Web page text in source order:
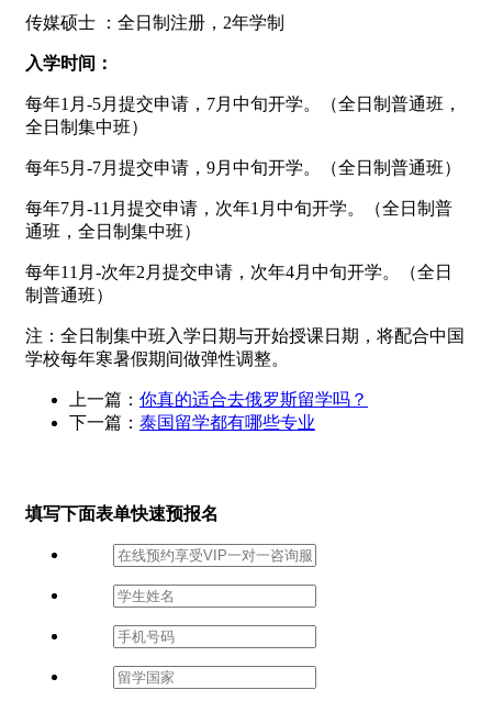
传媒硕士 ：全日制注册，2年学制
入学时间：
每年1月-5月提交申请，7月中旬开学。（全日制普通班，
全日制集中班）
每年5月-7月提交申请，9月中旬开学。（全日制普通班）
每年7月-11月提交申请，次年1月中旬开学。（全日制普
通班，全日制集中班）
每年11月-次年2月提交申请，次年4月中旬开学。（全日
制普通班）
注：全日制集中班入学日期与开始授课日期，将配合中国
学校每年寒暑假期间做弹性调整。
上一篇： 你真的适合去俄罗斯留学吗？
下一篇： 泰国留学都有哪些专业
填写下面表单快速预报名